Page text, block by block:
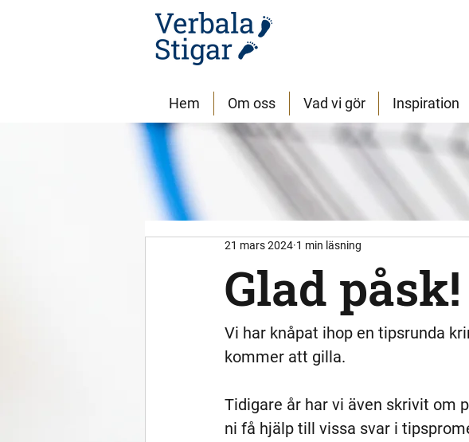
Hem Om oss Vad vi gör Inspiration
Glad påsk!
21 mars 2024 1 min läsning
Vi har knåpat ihop en tipsrunda
kommer att gilla.
Tidigare år har vi även skrivit om
ni få hjälp till vissa svar i